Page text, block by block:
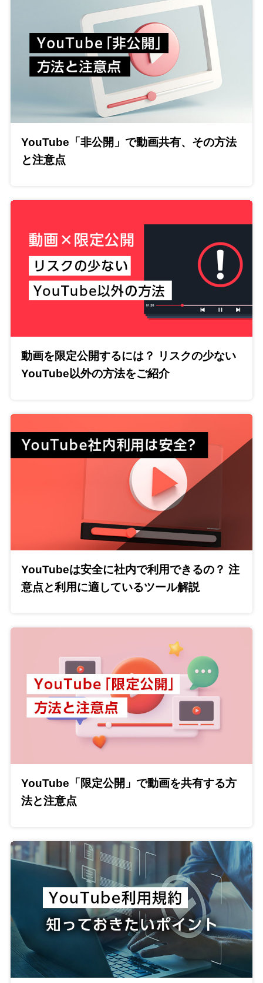
YouTube「非公開」で動画共有、その方法
と注意点
動画を限定公開するには？ リスクの少ない
YouTube以外の方法をご紹介
YouTubeは安全に社内で利用できるの？ 注
意点と利用に適しているツール解説
YouTube「限定公開」で動画を共有する方
法と注意点